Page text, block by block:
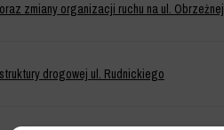
zmiany organizacji ruchu na ul. Obrzeżnej
drogowej ul. Rudnickiego